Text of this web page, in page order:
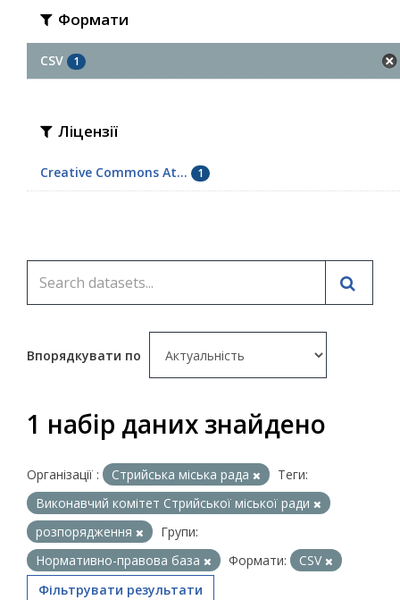
Формати
CSV 1
Ліцензії
Creative Commons At... 1
Впорядкувати по
1 набір даних знайдено
Організації : Стрийська міська рада
Теги:
Виконавчий комітет Стрийської міської ради
розпорядження
Групи:
Нормативно-правова база
Формати:
CSV
Фільтрувати результати